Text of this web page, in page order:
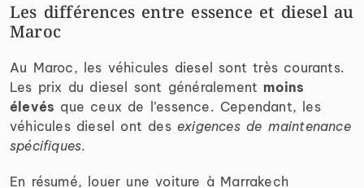
Les différences entre essence et diesel au
Maroc
Au Maroc, les véhicules diesel sont très courants.
Les prix du diesel sont généralement moins
élevés que ceux de l’essence. Cependant, les
véhicules diesel ont des exigences de maintenance
spécifiques.
En résumé, louer une voiture à Marrakech